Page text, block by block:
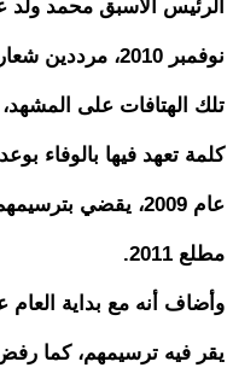
نوفمبر 2010،
تلك الهتافات على
كلمة تعهد فيها بالوفاء
عام 2009، يقضي
مطلع 2011.
وأضاف أنه مع بداية
يقر فيه ترسيمهم، كما